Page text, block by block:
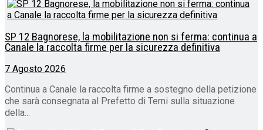
SP 12 Bagnorese, la mobilitazione non si ferma: continua a
Canale la raccolta firme per la sicurezza definitiva
7 Agosto 2026
Continua a Canale la raccolta firme a sostegno della petizione
che sarà consegnata al Prefetto di Terni sulla situazione
della...